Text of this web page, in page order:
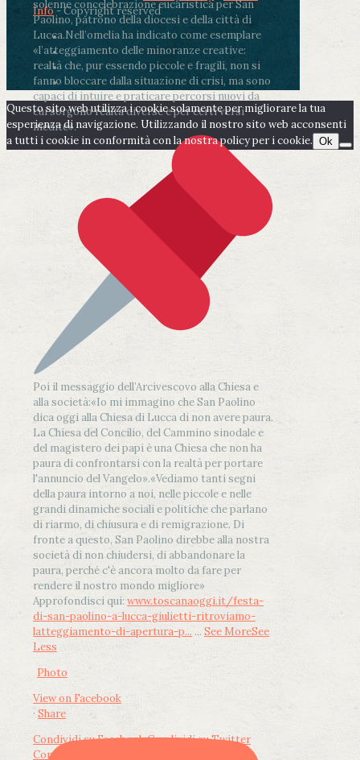
solenne concelebrazione eucaristica per San
Paolino, patrono della diocesi e della città di
Lucca.Nell’omelia ha indicato come esemplare
«l’atteggiamento delle minoranze creative:
realtà che, pur essendo piccole e fragili, non si
fanno bloccare dalla situazione di crisi, ma sono
capaci di intuire e praticare percorsi nuovi da
cui sorgono realtà diverse e per certi versi
inedite».
Poi il messaggio dell’Arcivescovo alla Chiesa e
alla società:«Io mi immagino che San Paolino
dica oggi alla Chiesa di Lucca di non avere paura.
La Chiesa del Concilio, del Cammino sinodale e
del magistero dei papi è una Chiesa che non ha
paura di confrontarsi con la realtà per portare
l'annuncio del Vangelo».«Vediamo tanti segni
della paura intorno a noi, nelle piccole e nelle
grandi dinamiche sociali e politiche che parlano
di riarmo, di chiusura e di remigrazione. Di
fronte a questo, San Paolino direbbe alla nostra
società di non chiudersi, di abbandonare la
paura, perché c'è ancora molto da fare per
rendere il nostro mondo migliore»
Approfondisci qui: www.toscanaoggi.it/festa-
di-san-paolino-a-lucca-giulietti-ritroviamo-
latteggiamento-di-apertura-p... ... See MoreSee
Less
Photo
View on Facebook
· Share
Condividi su FacebookCondividi su Twitter
Condividi su LinkedIn
Info- Copyright reserved
Questo sito web utilizza i cookie solamente per migliorare la tua
esperienza di navigazione. Utilizzando il nostro sito web acconsenti
a tutti i cookie in conformità con la nostra policy per i cookie. Ok